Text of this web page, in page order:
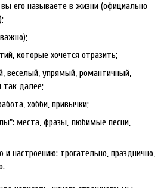
его называете в жизни (официально
которые хочется отразить;
веселый, упрямый, романтичный,
так далее;
хобби, привычки;
места, фразы, любимые песни,
настроению: трогательно, празднично,